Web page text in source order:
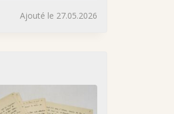
Ajouté le 27.05.2026